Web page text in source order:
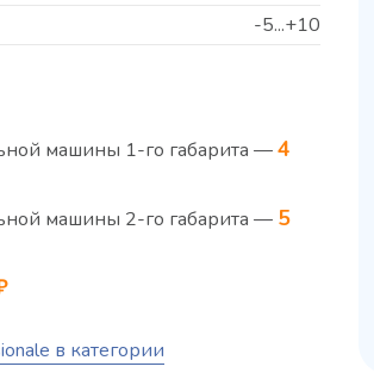
-5...+10
машины 1-го габарита —4
машины 2-го габарита — 5
в категории